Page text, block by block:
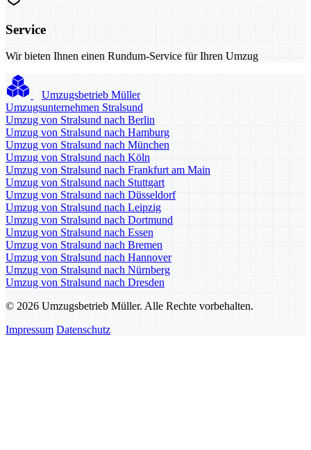
Service
Wir bieten Ihnen einen Rundum-Service für Ihren Umzug
Umzugsbetrieb Müller
Umzugsunternehmen Stralsund
Umzug von Stralsund nach Berlin
Umzug von Stralsund nach Hamburg
Umzug von Stralsund nach München
Umzug von Stralsund nach Köln
Umzug von Stralsund nach Frankfurt am Main
Umzug von Stralsund nach Stuttgart
Umzug von Stralsund nach Düsseldorf
Umzug von Stralsund nach Leipzig
Umzug von Stralsund nach Dortmund
Umzug von Stralsund nach Essen
Umzug von Stralsund nach Bremen
Umzug von Stralsund nach Hannover
Umzug von Stralsund nach Nürnberg
Umzug von Stralsund nach Dresden
© 2026 Umzugsbetrieb Müller. Alle Rechte vorbehalten.
Impressum Datenschutz